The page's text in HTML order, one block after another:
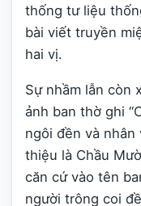
thống tư liệu
bài viết truyền
hai vị.
Sự nhầm lẫn còn
ảnh ban thờ ghi
ngôi đền và
thiệu là Chầu
căn cứ vào tên
người trông coi